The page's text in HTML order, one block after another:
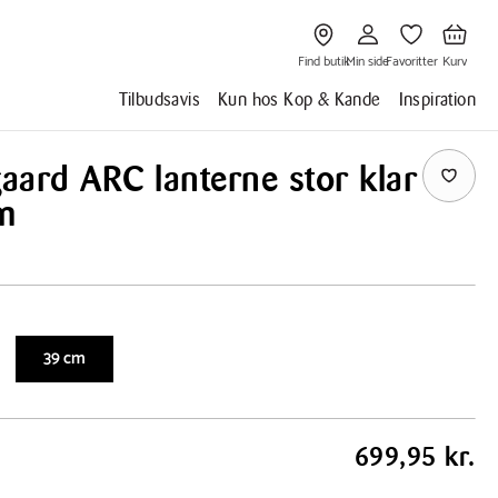
Gå
til
Find
butik
Find butik
til
Min
side
Min side
til
Favoritter
Favoritter
til
Kurv
Kurv
Tilbudsavis Kun hos Kop & Kande Inspiration
ARC lanterne stor klar
39 cm
699,95 kr.